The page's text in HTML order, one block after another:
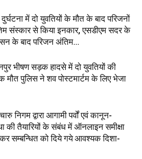
में दो युवतियों के मौत के बाद परिजनों
संस्कार से किया इनकार, एसडीएम सदर के
के बाद परिजन अंतिम...
भीषण सड़क हादसे में दो युवतियों की
मौत पुलिस ने शव पोस्टमार्टम के लिए भेजा
निगम द्वारा आगामी पर्वों एवं कानून-
की तैयारियों के संबंध में ऑनलाइन समीक्षा
सम्बन्धित को दिये गये आवश्यक दिशा-